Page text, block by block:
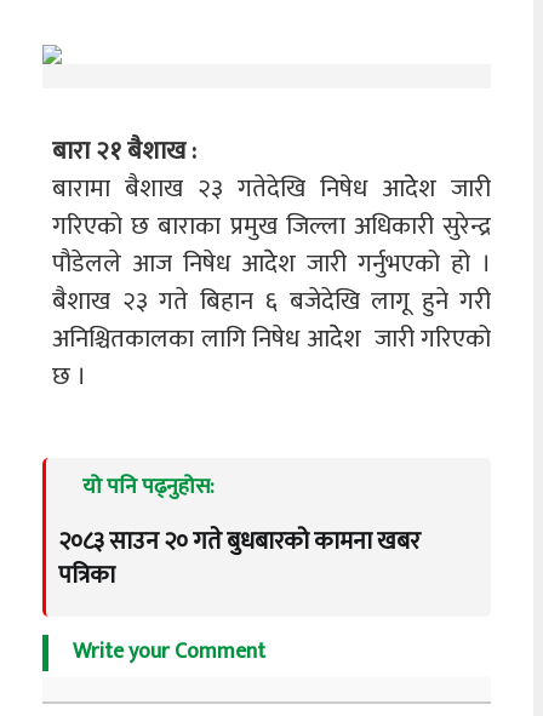
बारा २१ बैशाख :
बारामा बैशाख २३ गतेदेखि निषेध आदेेश जारी
गरिएको छ बाराका प्रमुख जिल्ला अधिकारी सुरेन्द्र
पौडेलले आज निषेध आदेेश जारी गर्नुभएको हो ।
बैशाख २३ गते बिहान ६ बजेदेखि लागू हुने गरी
अनिश्चितकालका लागि निषेध आदेेश जारी गरिएको
छ ।
यो पनि पढ्नुहोस:
२०८३ साउन २० गते बुधबारको कामना खबर
पत्रिका
Write your Comment